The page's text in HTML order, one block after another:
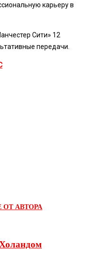
карьеру в
Сити» 12
передачи.
ОТ АВТОРА